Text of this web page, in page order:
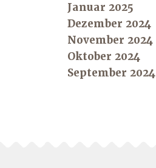
Januar 2025
Dezember 2024
November 2024
Oktober 2024
September 2024